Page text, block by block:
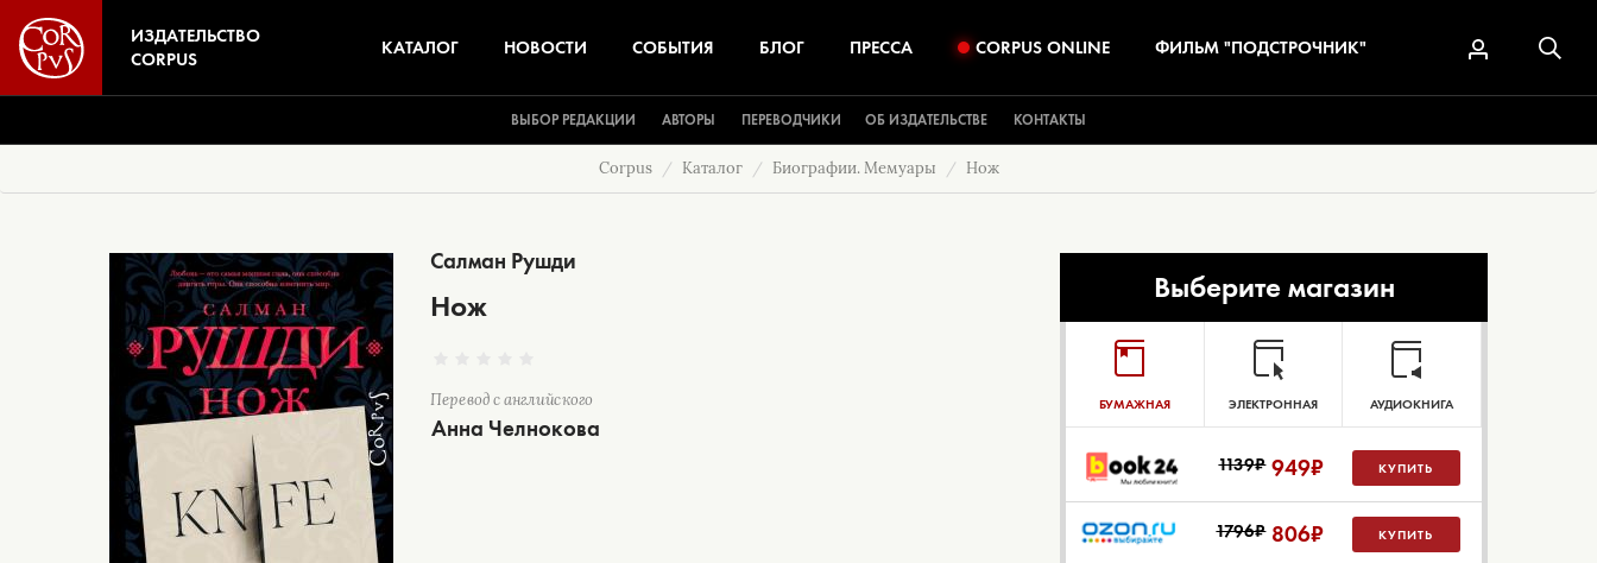
ИЗДАТЕЛЬСТВО
CORPUS
КАТАЛОГ НОВОСТИ СОБЫТИЯ БЛОГ ПРЕССА CORPUS ONLINE ФИЛЬМ "ПОДСТРОЧНИК"
ВЫБОР РЕДАКЦИИ АВТОРЫ ПЕРЕВОДЧИКИ ОБ ИЗДАТЕЛЬСТВЕ КОНТАКТЫ
Corpus Каталог Биографии. Мемуары Нож
Салман Рушди
Нож
Перевод с английского
Анна Челнокова
Выберите магазин
БУМАЖНАЯ ЭЛЕКТРОННАЯ АУДИОКНИГА
1139₽ 949₽ КУПИТЬ
1796₽ 806₽ КУПИТЬ